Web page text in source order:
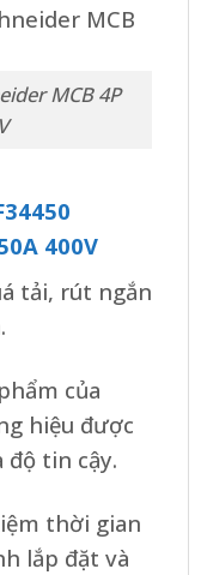
MCB 4P
400V
tải, rút ​​ngắn
của
hiệu được
tin cậy.
thời gian
lắp đặt và